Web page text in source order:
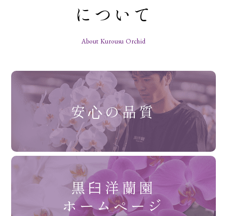
について
About Kurousu Orchid
安⼼の品質
黒⾅洋蘭園
ホームページ